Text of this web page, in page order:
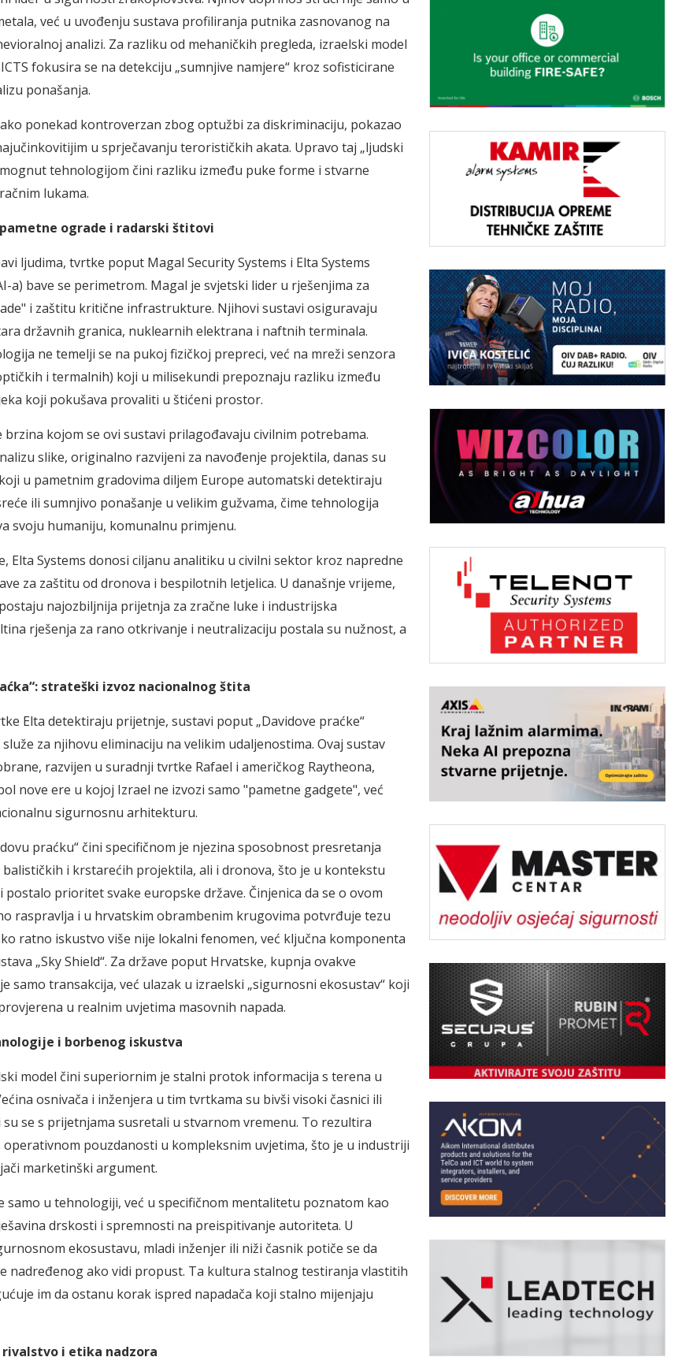
već u uvođenju sustava profiliranja putnika zasnovanog na
analizi. Za razliku od mehaničkih pregleda, izraelski model
fokusira se na detekciju „sumnjive namjere“ kroz sofisticirane
ponašanja.
ponekad kontroverzan zbog optužbi za diskriminaciju, pokazao
u sprječavanju terorističkih akata. Upravo taj „ljudski
tehnologijom čini razliku između puke forme i stvarne
lukama.
ograde i radarski štitovi
ljudima, tvrtke poput Magal Security Systems i Elta Systems
a) bave se perimetrom. Magal je svjetski lider u rješenjima za
i zaštitu kritične infrastrukture. Njihovi sustavi osiguravaju
državnih granica, nuklearnih elektrana i naftnih terminala.
ne temelji se na pukoj fizičkoj prepreci, već na mreži senzora
i termalnih) koji u milisekundi prepoznaju razliku između
koji pokušava provaliti u štićeni prostor.
brzina kojom se ovi sustavi prilagođavaju civilnim potrebama.
slike, originalno razvijeni za navođenje projektila, danas su
u pametnim gradovima diljem Europe automatski detektiraju
ili sumnjivo ponašanje u velikim gužvama, čime tehnologija
svoju humaniju, komunalnu primjenu.
Elta Systems donosi ciljanu analitiku u civilni sektor kroz napredne
za zaštitu od dronova i bespilotnih letjelica. U današnje vrijeme,
najozbiljnija prijetnja za zračne luke i industrijska
rješenja za rano otkrivanje i neutralizaciju postala su nužnost, a
strateški izvoz nacionalnog štita
Elta detektiraju prijetnje, sustavi poput „Davidove praćke“
služe za njihovu eliminaciju na velikim udaljenostima. Ovaj sustav
razvijen u suradnji tvrtke Rafael i američkog Raytheona,
nove ere u kojoj Izrael ne izvozi samo "pametne gadgete", već
sigurnosnu arhitekturu.
praćku“ čini specifičnom je njezina sposobnost presretanja
i krstarećih projektila, ali i dronova, što je u kontekstu
prioritet svake europske države. Činjenica da se o ovom
raspravlja i u hrvatskim obrambenim krugovima potvrđuje tezu
ratno iskustvo više nije lokalni fenomen, već ključna komponenta
„Sky Shield“. Za države poput Hrvatske, kupnja ovakve
samo transakcija, već ulazak u izraelski „sigurnosni ekosustav“ koji
u realnim uvjetima masovnih napada.
i borbenog iskustva
model čini superiornim je stalni protok informacija s terena u
osnivača i inženjera u tim tvrtkama su bivši visoki časnici ili
se s prijetnjama susretali u stvarnom vremenu. To rezultira
operativnom pouzdanosti u kompleksnim uvjetima, što je u industriji
marketinški argument.
samo u tehnologiji, već u specifičnom mentalitetu poznatom kao
drskosti i spremnosti na preispitivanje autoriteta. U
ekosustavu, mladi inženjer ili niži časnik potiče se da
nadređenog ako vidi propust. Ta kultura stalnog testiranja vlastitih
im da ostanu korak ispred napadača koji stalno mijenjaju
i etika nadzora